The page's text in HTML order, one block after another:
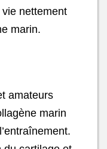
nettement
marin.
amateurs
marin